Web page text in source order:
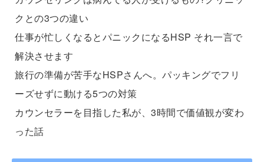
クとの3つの違い
仕事が忙しくなるとパニックになるHSP それ一言で
解決させます
旅行の準備が苦手なHSPさんへ。パッキングでフリ
ーズせずに動ける5つの対策
カウンセラーを目指した私が、3時間で価値観が変わ
った話